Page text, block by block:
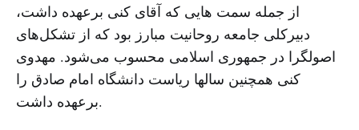
از جمله سمت هایی که آقای کنی برعهده داشت،
دبیرکلی جامعه روحانیت مبارز بود که از تشکل‌های
اصولگرا در جمهوری اسلامی محسوب می‌شود. مهدوی
کنی همچنین سالها ریاست دانشگاه امام صادق را
برعهده داشت.